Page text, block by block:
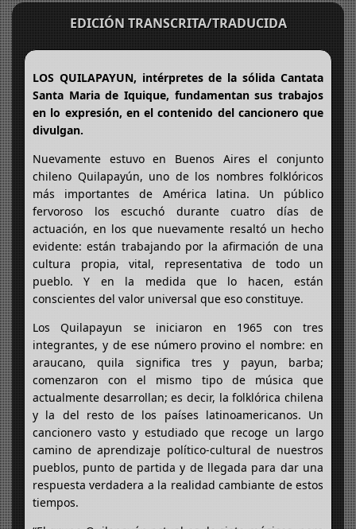
EDICIÓN TRANSCRITA/TRADUCIDA
LOS QUILAPAYUN, intérpretes de la sólida Cantata
Santa Maria de Iquique, fundamentan sus trabajos
en lo expresión, en el contenido del cancionero que
divulgan.
Nuevamente estuvo en Buenos Aires el conjunto
chileno Quilapayún, uno de los nombres folklóricos
más importantes de América latina. Un público
fervoroso los escuchó durante cuatro días de
actuación, en los que nuevamente resaltó un hecho
evidente: están trabajando por la afirmación de una
cultura propia, vital, representativa de todo un
pueblo. Y en la medida que lo hacen, están
conscientes del valor universal que eso constituye.
Los Quilapayun se iniciaron en 1965 con tres
integrantes, y de ese número provino el nombre: en
araucano, quila significa tres y payun, barba;
comenzaron con el mismo tipo de música que
actualmente desarrollan; es decir, la folklórica chilena
y la del resto de los países latinoamericanos. Un
cancionero vasto y estudiado que recoge un largo
camino de aprendizaje político-cultural de nuestros
pueblos, punto de partida y de llegada para dar una
respuesta verdadera a la realidad cambiante de estos
tiempos.